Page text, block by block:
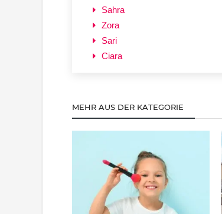
Sahra
Zora
Sari
Ciara
MEHR AUS DER KATEGORIE